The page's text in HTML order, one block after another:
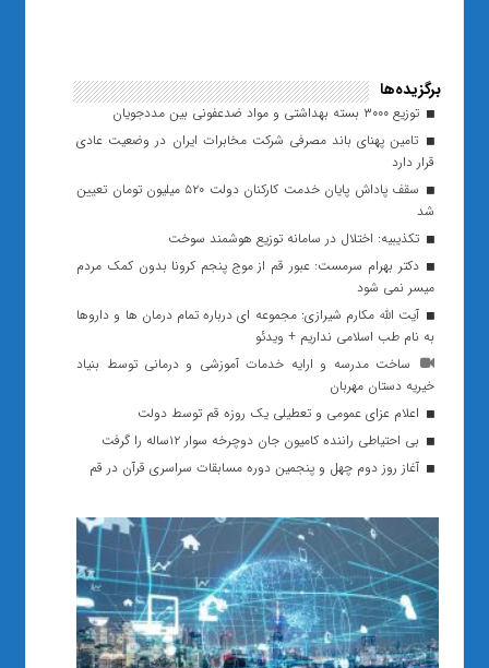
برگزیده‌ها
توزیع ۳۰۰۰ بسته بهداشتی و مواد ضدعفونی بین مددجویان
تامین پهنای باند مصرفی شرکت مخابرات ایران در وضعیت عادی
قرار دارد
سقف پاداش پایان خدمت کارکنان دولت ۵۲۰ میلیون تومان تعیین
شد
تکذیبیه: اختلال در سامانه توزیع هوشمند سوخت
دکتر بهرام سرمست: عبور قم از موج پنجم کرونا بدون کمک مردم
میسر نمی شود
آیت الله مکارم شیرازی: مجموعه ای درباره تمام درمان ها و داروها
به نام طب اسلامی نداریم + ویدئو
ساخت مدرسه و ارایه خدمات آموزشی و درمانی توسط بنیاد
خیریه دستان مهربان
اعلام عزای عمومی و تعطیلی یک روزه قم توسط دولت
بی احتیاطی راننده کامیون جان دوچرخه سوار ۱۲ساله را گرفت
آغاز روز دوم چهل و پنجمین دوره مسابقات سراسری قرآن در قم